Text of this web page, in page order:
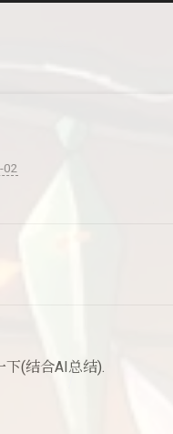
02
(结合AI总结).